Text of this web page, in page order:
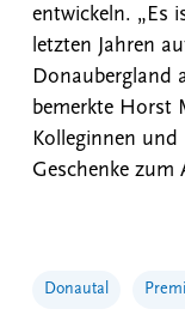
entwickeln. „Es
letzten Jahren
Donaubergland
bemerkte Horst
Kolleginnen
Geschenke zum
Donautal